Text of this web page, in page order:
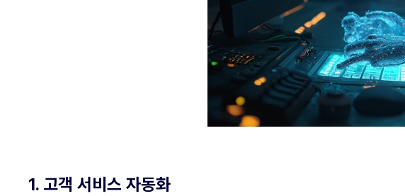
1. 고객 서비스 자동화